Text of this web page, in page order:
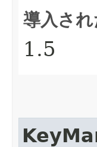
導入さ
1.5